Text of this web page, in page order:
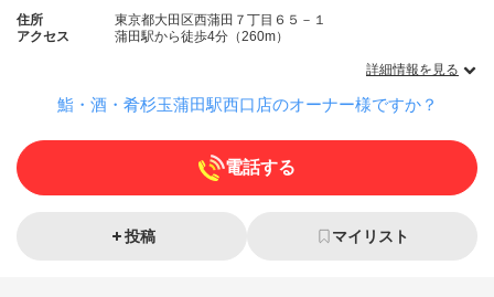
住所
東京都大田区西蒲田７丁目６５－１
アクセス
蒲田駅から徒歩4分（260m）
詳細情報を見る
鮨・酒・肴杉玉蒲田駅西口店のオーナー様ですか？
電話する
投稿 マイリスト